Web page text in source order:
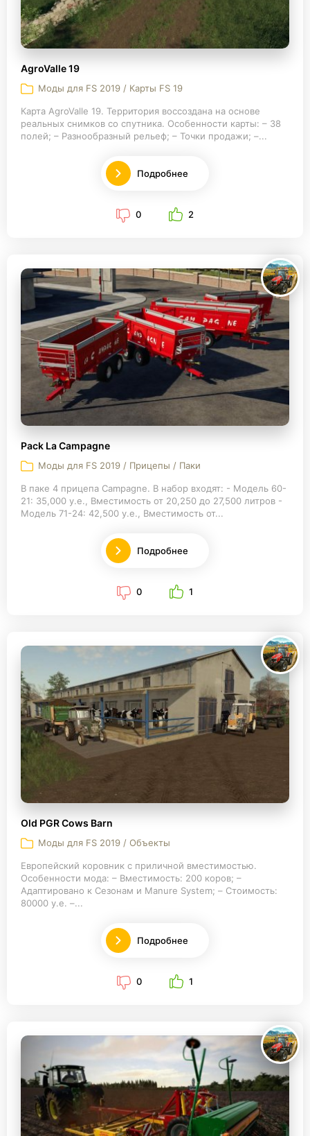
AgroValle 19
Моды для FS 2019 / Карты FS 19
Карта AgroValle 19. Территория воссоздана на основе
реальных снимков со спутника. Особенности карты: – 38
полей; – Разнообразный рельеф; – Точки продажи; –...
Подробнее
0 2
Pack La Campagne
Моды для FS 2019 / Прицепы / Паки
В паке 4 прицепа Campagne. В набор входят: - Модель 60-
21: 35,000 у.е., Вместимость от 20,250 до 27,500 литров -
Модель 71-24: 42,500 у.е., Вместимость от...
Подробнее
0 1
Old PGR Cows Barn
Моды для FS 2019 / Объекты
Европейский коровник с приличной вместимостью.
Особенности мода: – Вместимость: 200 коров; –
Адаптировано к Сезонам и Manure System; – Стоимость:
80000 у.е. –...
Подробнее
0 1